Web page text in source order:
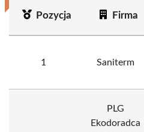
Pozycja Firma
1 Saniterm
PLG
Ekodoradca